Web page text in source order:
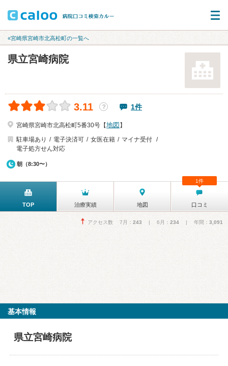
«宮崎県宮崎市北高松町の一覧へ
県立宮崎病院
3.11 ？ 1件
宮崎県宮崎市北高松町5番30号【地図 】
駐車場あり
電子決済可 女医在籍
マイナ受付
電子処方せん対応
朝（8:30〜）
TOP 治療実績 地図 口コミ
1件
アクセス数 7月： 243 | 6月： 234 | 年間： 3,091
基本情報
県立宮崎病院